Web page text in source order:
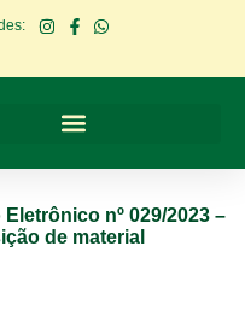
nº 029/2023 –
de material